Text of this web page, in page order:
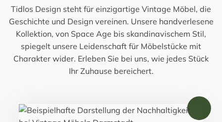
Tidlos Design steht für einzigartige Vintage Möbel, die
Geschichte und Design vereinen. Unsere handverlesene
Kollektion, von Space Age bis skandinavischem Stil,
spiegelt unsere Leidenschaft für Möbelstücke mit
Charakter wider. Erleben Sie bei uns, wie jedes Stück
Ihr Zuhause bereichert.